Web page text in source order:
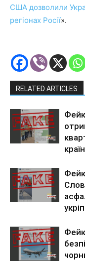
США дозволили
регіонах Росії».
RELATED ARTICLES